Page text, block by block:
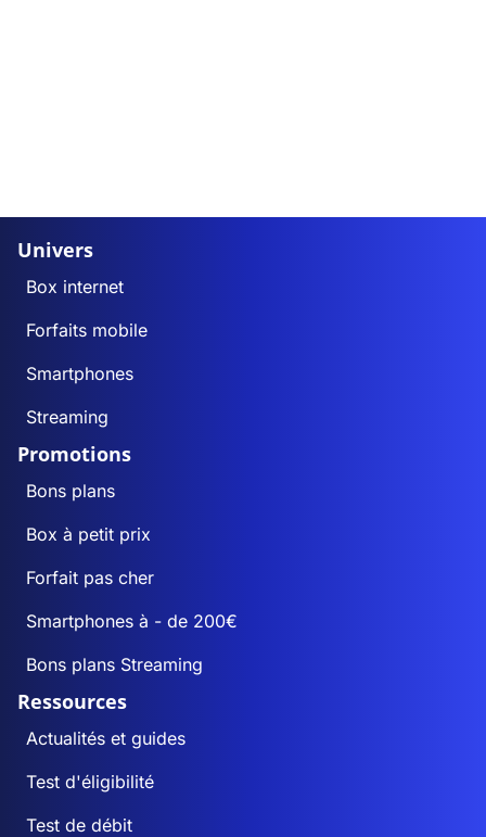
Univers
Box internet
Forfaits mobile
Smartphones
Streaming
Promotions
Bons plans
Box à petit prix
Forfait pas cher
Smartphones à - de 200€
Bons plans Streaming
Ressources
Actualités et guides
Test d'éligibilité
Test de débit